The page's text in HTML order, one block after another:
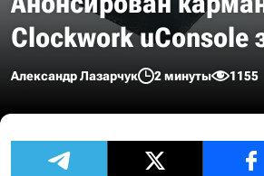
Clockwork uConsole
Александр Лазарчук 2 минуты 1155